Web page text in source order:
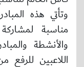
وتأتي هذه
مناسبة
والأنشطة
اللاعبين للرفع